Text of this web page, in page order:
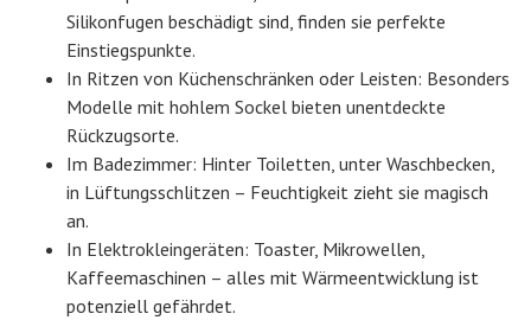
Silikonfugen beschädigt sind, finden sie perfekte
Einstiegspunkte.
In Ritzen von Küchenschränken oder Leisten: Besonders
Modelle mit hohlem Sockel bieten unentdeckte
Rückzugsorte.
Im Badezimmer: Hinter Toiletten, unter Waschbecken,
in Lüftungsschlitzen – Feuchtigkeit zieht sie magisch
an.
In Elektrokleingeräten: Toaster, Mikrowellen,
Kaffeemaschinen – alles mit Wärmeentwicklung ist
potenziell gefährdet.